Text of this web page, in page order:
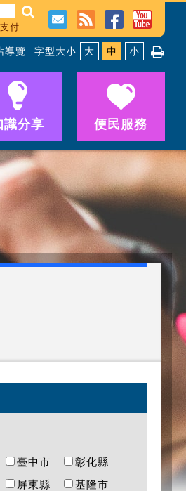
付
導覽 字型大小 大 中 小
識分享 便民服務
臺中市
彰化縣
屏東縣
基隆市